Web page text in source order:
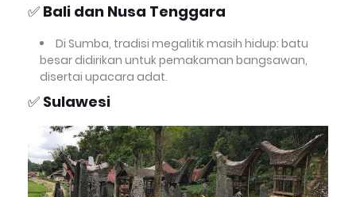
✅ Bali dan Nusa Tenggara
Di Sumba, tradisi megalitik masih hidup: batu
besar didirikan untuk pemakaman bangsawan,
disertai upacara adat.
✅ Sulawesi